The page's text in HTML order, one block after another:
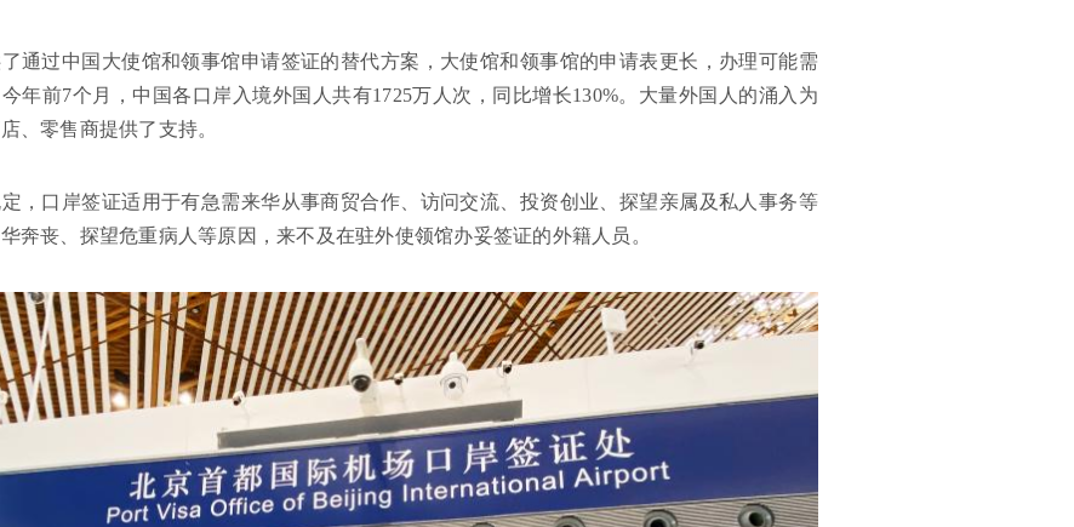
通过中国大使馆和领事馆申请签证的替代方案，大使馆和领事馆的申请表更长，办理可能需
年前7个月，中国各口岸入境外国人共有1725万人次，同比增长130%。大量外国人的涌入为
、零售商提供了支持。
，口岸签证适用于有急需来华从事商贸合作、访问交流、投资创业、探望亲属及私人事务等
奔丧、探望危重病人等原因，来不及在驻外使领馆办妥签证的外籍人员。